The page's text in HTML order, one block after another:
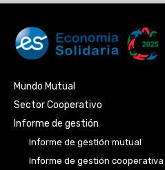
Mundo Mutual
Sector Cooperativo
Informe de gestión
Informe de gestión mutual
Informe de gestión cooperativa